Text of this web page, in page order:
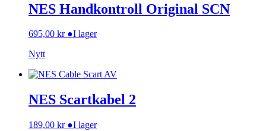
NES Handkontroll Original SCN
695,00 kr ●I lager
Nytt
NES Scartkabel 2
189,00 kr ●I lager